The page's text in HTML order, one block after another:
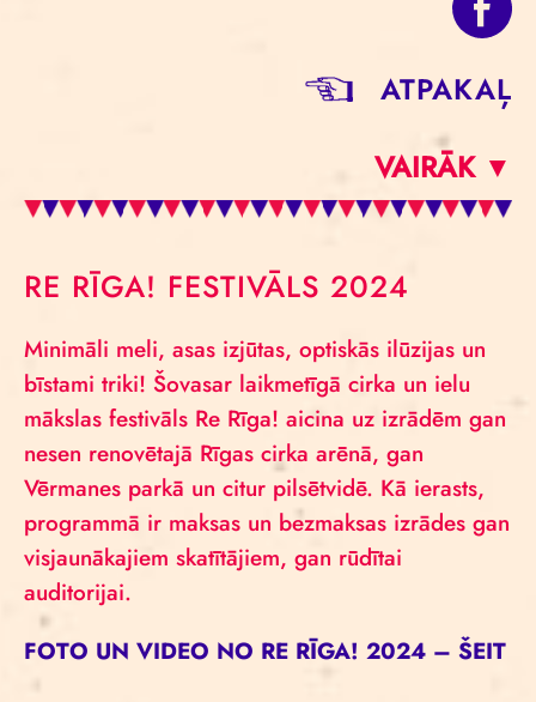
ATPAKAĻ
VAIRĀK ▼
RE RĪGA! FESTIVĀLS 2024
Minimāli meli, asas izjūtas, optiskās ilūzijas un
bīstami triki! Šovasar laikmetīgā cirka un ielu
mākslas festivāls Re Rīga! aicina uz izrādēm gan
nesen renovētajā Rīgas cirka arēnā, gan
Vērmanes parkā un citur pilsētvidē. Kā ierasts,
programmā ir maksas un bezmaksas izrādes gan
visjaunākajiem skatītājiem, gan rūdītai
auditorijai.
FOTO UN VIDEO NO RE RĪGA! 2024 – ŠEIT